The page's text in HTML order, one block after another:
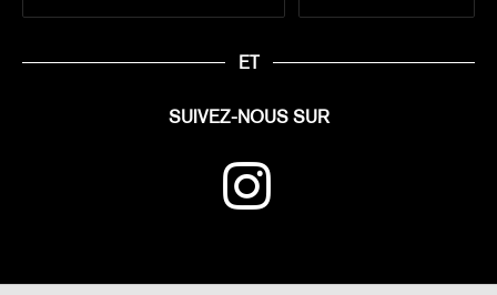
ET
SUIVEZ-NOUS SUR